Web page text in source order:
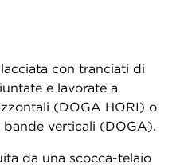
con tranciati di
e lavorate a
(DOGA HORI) o
verticali (DOGA).
da una scocca-telaio